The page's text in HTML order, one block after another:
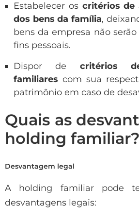
Estabelecer os critérios de
dos bens da família,
bens da empresa não
fins pessoais.
Dispor de critérios
familiares com sua
patrimônio em caso de
Quais as
holding familiar?
Desvantagem legal
A holding familiar pode
desvantagens legais: